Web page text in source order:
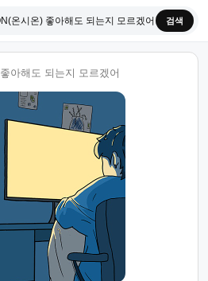
검색
좋아해도 되는지 모르겠어